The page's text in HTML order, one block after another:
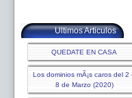
Ultimos Articulos
QUEDATE EN CASA
Los dominios mÃ¡s caros del 2
8 de Marzo (2020)